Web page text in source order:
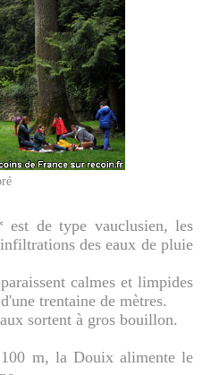
de type vauclusien, les
des eaux de pluie
calmes et limpides
trentaine de mètres.
sortent à gros bouillon.
m, la Douix alimente le